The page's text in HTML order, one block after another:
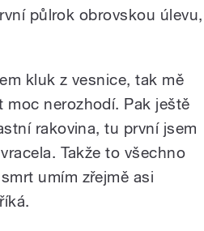
půlrok obrovskou úlevu,
kluk z vesnice, tak mě
moc nerozhodí. Pak ještě
rakovina, tu první jsem
Takže to všechno
umím zřejmě asi